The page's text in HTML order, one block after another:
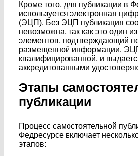
Кроме того, для публикации в
используется электронная
(ЭЦП). Без ЭЦП публикация
невозможна, так как это один
элементов, подтверждающий
размещенной информации.
квалифицированной, и
аккредитованными
Этапы
публикации
Процесс самостоятельной
Федресурсе включает
этапов: